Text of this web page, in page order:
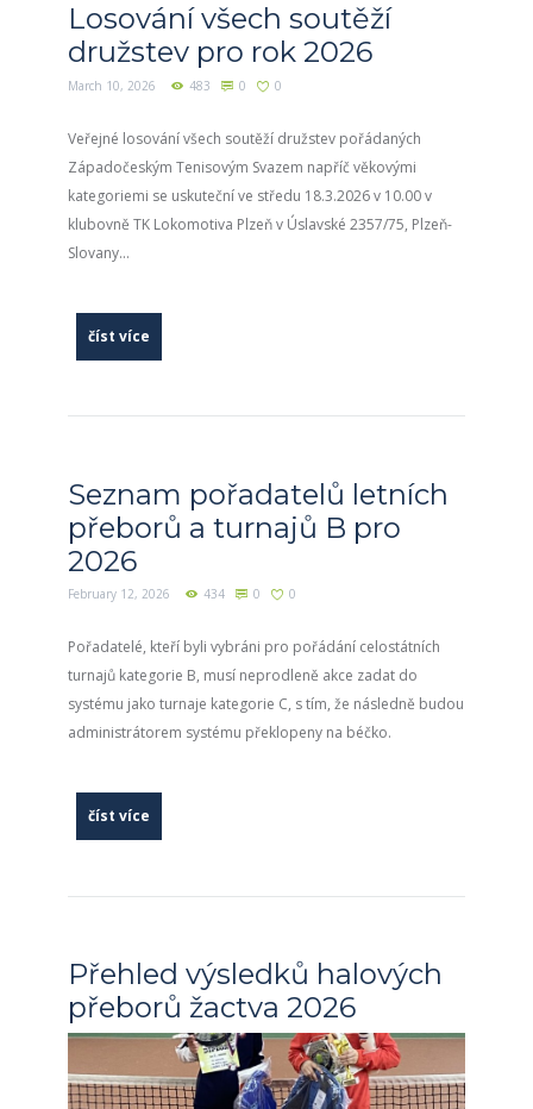
Losování všech soutěží
družstev pro rok 2026
March 10, 2026 483 0 0
Veřejné losování všech soutěží družstev pořádaných
Západočeským Tenisovým Svazem napříč věkovými
kategoriemi se uskuteční ve středu 18.3.2026 v 10.00 v
klubovně TK Lokomotiva Plzeň v Úslavské 2357/75, Plzeň-
Slovany...
číst více
Seznam pořadatelů letních
přeborů a turnajů B pro
2026
February 12, 2026 434 0 0
Pořadatelé, kteří byli vybráni pro pořádání celostátních
turnajů kategorie B, musí neprodleně akce zadat do
systému jako turnaje kategorie C, s tím, že následně budou
administrátorem systému překlopeny na béčko.
číst více
Přehled výsledků halových
přeborů žactva 2026